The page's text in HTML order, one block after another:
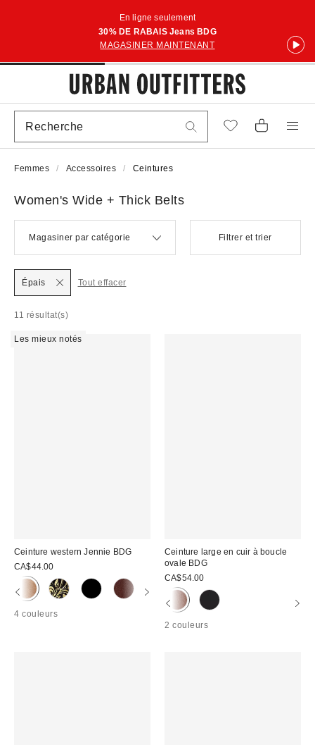
En ligne seulement
30% DE RABAIS Jeans BDG
MAGASINER MAINTENANT
Femmes Accessoires Ceintures
Women's Wide + Thick Belts
Magasiner par catégorie Filtrer et trier
11 résultat(s)
Épais Tout effacer
Les mieux notés
Ceinture western Jennie BDG
CA$44.00
4 couleurs
Ceinture large en cuir à boucle
ovale BDG
CA$54.00
2 couleurs